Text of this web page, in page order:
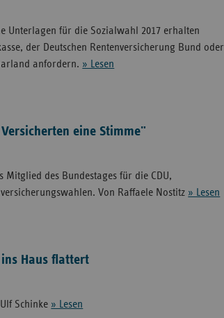
Unterlagen für die Sozialwahl 2017 erhalten
der Deutschen Rentenversicherung Bund oder
anfordern. » Lesen
eine Stimme"
Mitglied des Bundestages für die CDU,
Von Raffaele Nostitz » Lesen
Haus flattert
Schinke » Lesen